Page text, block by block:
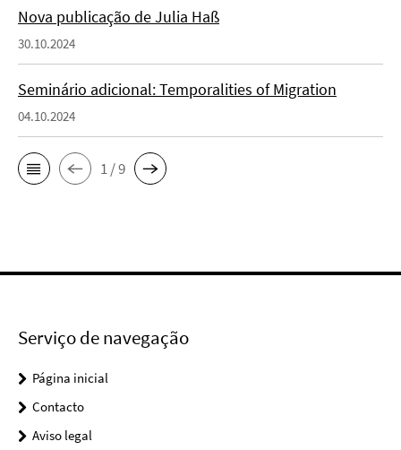
Nova publicação de Julia Haß
30.10.2024
Seminário adicional: Temporalities of Migration
04.10.2024
1 / 9
Serviço de navegação
Página inicial
Contacto
Aviso legal